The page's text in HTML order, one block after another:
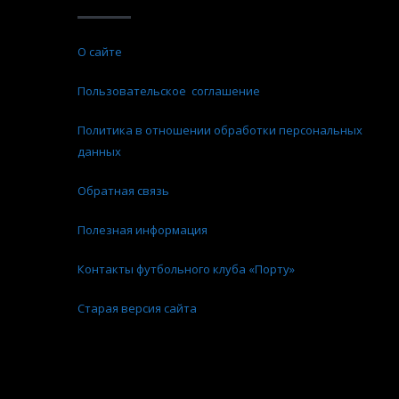
О сайте
Пользовательское соглашение
Политика в отношении обработки персональных
данных
Обратная связь
Полезная информация
Контакты футбольного клуба «Порту»
Старая версия сайта